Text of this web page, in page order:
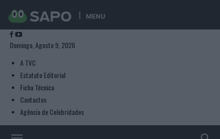
MENU
Domingo, Agosto 9, 2026
A TVC
Estatuto Editorial
Ficha Técnica
Contactos
Agência de Celebridades